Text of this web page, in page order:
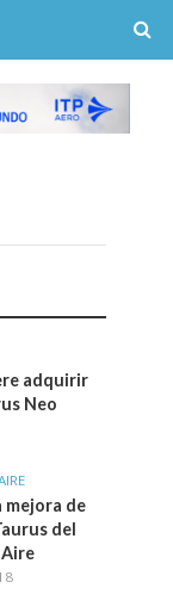
adquirir
Neo
mejora de
del